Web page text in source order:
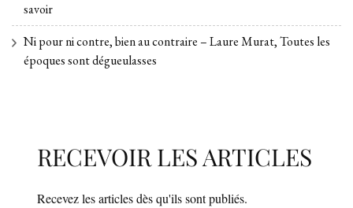
savoir
Ni pour ni contre, bien au contraire – Laure Murat, Toutes les
époques sont dégueulasses
RECEVOIR LES ARTICLES
Recevez les articles dès qu'ils sont publiés.